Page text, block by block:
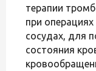
терапии
при
сосудах, для
состояния